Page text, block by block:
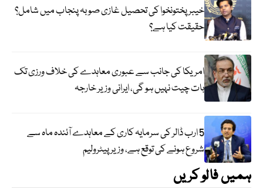
خیبر پختونخوا کی تحصیل غازی صوبہ پنجاب میں شامل؟
حقیقت کیا ہے؟
امریکا کی جانب سے عبوری معاہدے کی خلاف ورزی تک
بات چیت نہیں ہو گی، ایرانی وزیر خارجہ
5 ارب ڈالر کی سرمایہ کاری کے معاہدے آئندہ ماہ سے
شروع ہونے کی توقع ہے، وزیر پیٹرولیم
ہمیں فالو کریں